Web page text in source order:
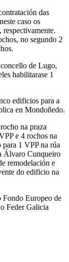
das
caso os
respectivamente.
no segundo 2
de Lugo,
habilitarase 1
edificios para a
en Mondoñedo.
na praza
e 4 rochos na
1 VPP na rúa
Álvaro Cunqueiro
remodelación e
do edificio na
Fondo Europeo de
Feder Galicia